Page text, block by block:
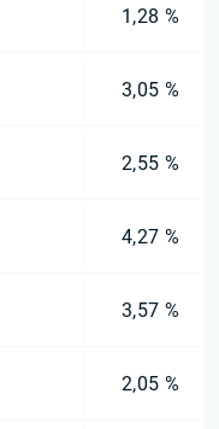
1,28 %
3,05 %
2,55 %
4,27 %
3,57 %
2,05 %